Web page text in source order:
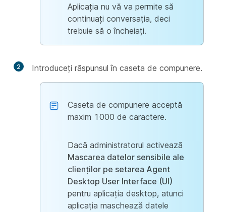
Aplicația nu vă va permite să
continuați conversația, deci
trebuie să o încheiați.
2 Introduceți răspunsul în caseta de compunere.
Caseta de compunere acceptă
maxim 1000 de caractere.
Dacă administratorul activează
Mascarea datelor sensibile ale
clienților pe setarea Agent
Desktop User Interface (UI)
pentru aplicația desktop, atunci
aplicația maschează datele